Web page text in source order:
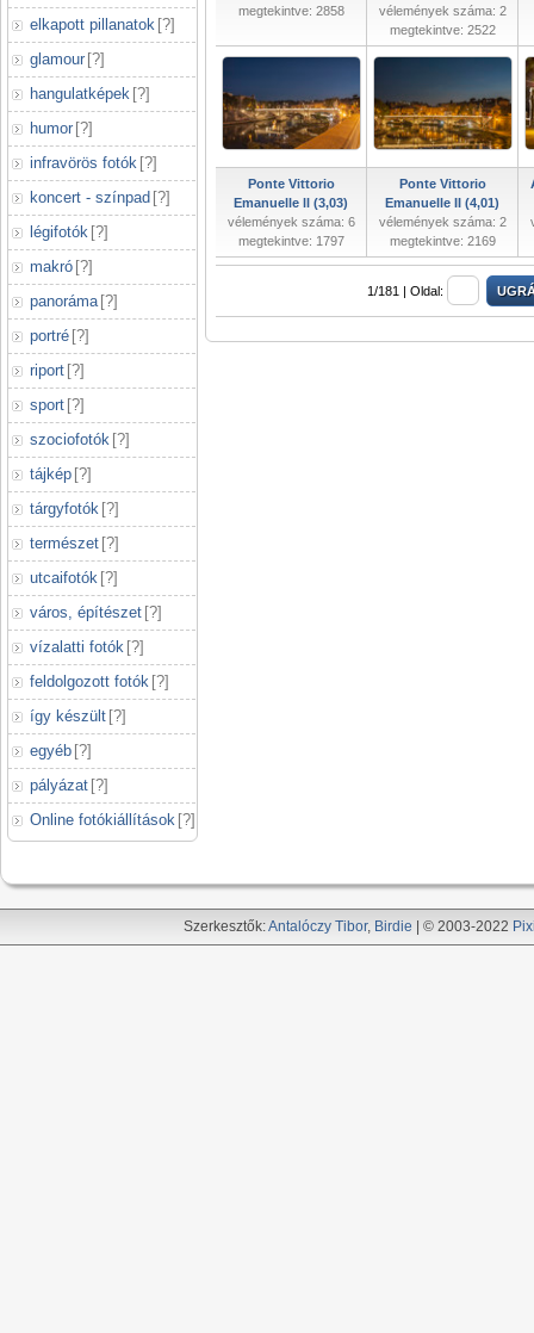
elkapott pillanatok [?]
glamour [?]
hangulatképek [?]
humor [?]
infravörös fotók [?]
koncert - színpad [?]
légifotók [?]
makró [?]
panoráma [?]
portré [?]
riport [?]
sport [?]
szociofotók [?]
tájkép [?]
tárgyfotók [?]
természet [?]
utcaifotók [?]
város, építészet [?]
vízalatti fotók [?]
feldolgozott fotók [?]
így készült [?]
egyéb [?]
pályázat [?]
Online fotókiállítások [?]
megtekintve: 2858
vélemények száma: 2
megtekintve: 2522
Ponte Vittorio
Emanuelle ll (3,03)
vélemények száma: 6
megtekintve: 1797
Ponte Vittorio
Emanuelle II (4,01)
vélemények száma: 2
megtekintve: 2169
1/181 | Oldal:
Szerkesztők:Antalóczy Tibor, Birdie | © 2003-2022